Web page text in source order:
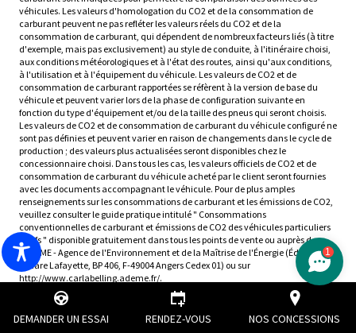
véhicules. Les valeurs d'homologation du CO2 et de la consommation de
carburant peuvent ne pas refléter les valeurs réels du CO2 et de la
consommation de carburant, qui dépendent de nombreux facteurs liés (à titre
d'exemple, mais pas exclusivement) au style de conduite, à l'itinéraire choisi,
aux conditions météorologiques et à l'état des routes, ainsi qu'aux conditions,
à l'utilisation et à l'équipement du véhicule. Les valeurs de CO2 et de
consommation de carburant rapportées se réfèrent à la version de base du
véhicule et peuvent varier lors de la phase de configuration suivante en
fonction du type d'équipement et/ou de la taille des pneus qui seront choisis.
Les valeurs de CO2 et de consommation de carburant du véhicule configuré ne
sont pas définies et peuvent varier en raison de changements dans le cycle de
production ; des valeurs plus actualisées seront disponibles chez le
concessionnaire choisi. Dans tous les cas, les valeurs officiels de CO2 et de
consommation de carburant du véhicule acheté par le client seront fournies
avec les documents accompagnant le véhicule. Pour de plus amples
renseignements sur les consommations de carburant et les émissions de CO2,
veuillez consulter le guide pratique intitulé " Consommations
conventionnelles de carburant et émissions de CO2 des véhicules particuliers
neufs " disponible gratuitement dans tous les points de vente ou auprès de
l'ADEME - Agence de l'Environnement et de la Maîtrise de l'Énergie (Éditions, 2
square Lafayette, BP 406, F-49004 Angers Cedex 01) ou sur
http://www.carlabelling.ademe.fr/.
DEMANDER UN ESSAI RENDEZ-VOUS NOS CONCESSIONS
1